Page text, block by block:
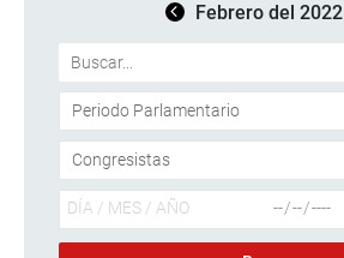
Febrero del 2022